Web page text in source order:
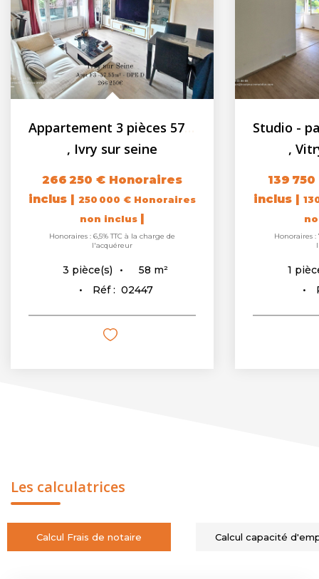
, Ivry sur seine
266 250 € Honoraires
inclus | 250 000 € Honoraires
non inclus |
Honoraires : 6,5% TTC à la charge de
l'acquéreur
3 pièce(s) 58 m²
Réf : 02447
,
139
inclus |
Honoraires :
1
Les calculatrices
Calcul Frais de notaire Calcul capacité